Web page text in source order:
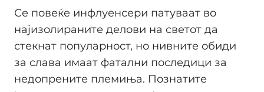
Се повеќе инфлуенсери патуваат во
најизолираните делови на светот да
стекнат популарност, но нивните обиди
за слава имаат фатални последици за
недопрените племиња. Познатите